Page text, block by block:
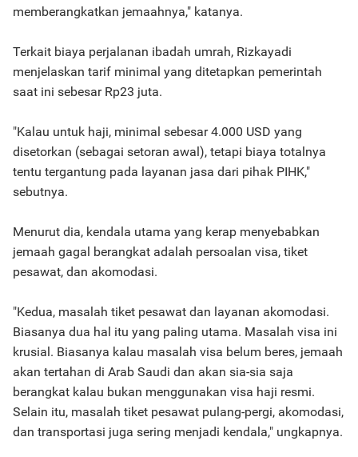
memberangkatkan jemaahnya," katanya.
Terkait biaya perjalanan ibadah umrah, Rizkayadi
menjelaskan tarif minimal yang ditetapkan pemerintah
saat ini sebesar Rp23 juta.
"Kalau untuk haji, minimal sebesar 4.000 USD yang
disetorkan (sebagai setoran awal), tetapi biaya totalnya
tentu tergantung pada layanan jasa dari pihak PIHK,"
sebutnya.
Menurut dia, kendala utama yang kerap menyebabkan
jemaah gagal berangkat adalah persoalan visa, tiket
pesawat, dan akomodasi.
"Kedua, masalah tiket pesawat dan layanan akomodasi.
Biasanya dua hal itu yang paling utama. Masalah visa ini
krusial. Biasanya kalau masalah visa belum beres, jemaah
akan tertahan di Arab Saudi dan akan sia-sia saja
berangkat kalau bukan menggunakan visa haji resmi.
Selain itu, masalah tiket pesawat pulang-pergi, akomodasi,
dan transportasi juga sering menjadi kendala," ungkapnya.